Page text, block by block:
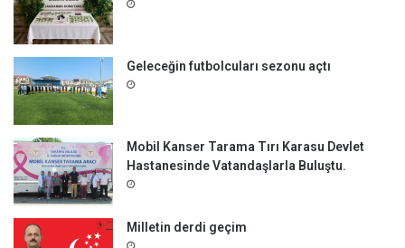
Geleceğin futbolcuları sezonu açtı
Mobil Kanser Tarama Tırı Karasu Devlet
Hastanesinde Vatandaşlarla Buluştu.
Milletin derdi geçim